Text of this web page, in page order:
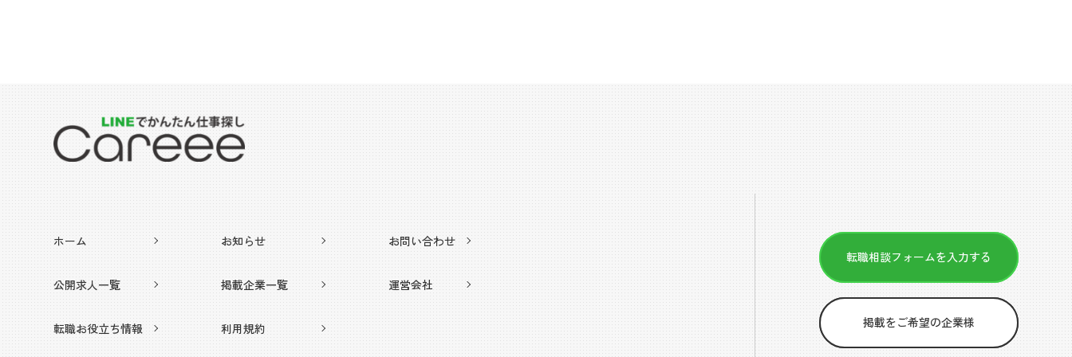
ホーム
公開求人一覧
転職お役立ち情報
お知らせ
掲載企業一覧
利用規約
お問い合わせ
運営会社
転職相談フォームを入力する
掲載をご希望の企業様